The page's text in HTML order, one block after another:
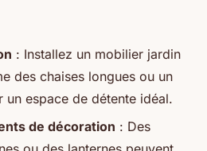
: Installez un mobilier jardin
des chaises longues ou un
un espace de détente idéal.
de décoration : Des